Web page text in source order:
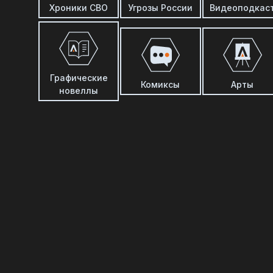
Хроники СВО Угрозы России
Графические
новеллы
Комиксы Арты